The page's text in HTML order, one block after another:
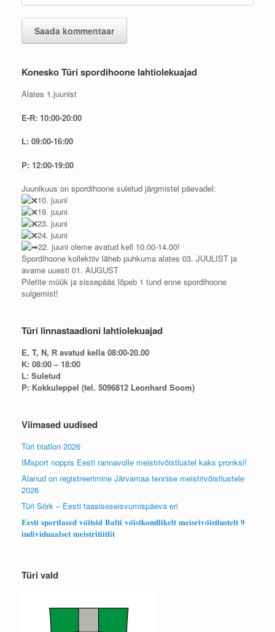
Konesko Türi spordihoone lahtiolekuajad
Alates 1.juunist
E-R: 10:00-20:00
L: 09:00-16:00
P: 12:00-19:00
Juunikuus on spordihoone suletud järgmistel päevadel:
10. juuni
19. juuni
23. juuni
24. juuni
22. juuni oleme avatud kell 10.00-14.00!
Spordihoone kollektiiv läheb puhkuma alates 03. JUULIST ja
avame uuesti 01. AUGUST
Piletite müük ja sissepääs lõpeb 1 tund enne spordihoone
sulgemist!
Türi linnastaadioni lahtiolekuajad
E, T, N, R avatud kella 08:00-20.00
K: 08:00 – 18:00
L: Suletud
P: Kokkuleppel (tel. 5096812 Leonhard Soom)
Viimased uudised
Türi triatlon 2026
IMsport noppis Eesti rannavolle meistrivõistlustel kaks pronksi!
Alanud on registreerimine Järvamaa tennise meistrivõistlustele
2026
Türi Sörk – Eesti taasiseseisvumispäeva eri
𝐄𝐞𝐬𝐭𝐢 𝐬𝐩𝐨𝐫𝐭𝐥𝐚𝐬𝐞𝐝 𝐯𝐨̃𝐢𝐭𝐬𝐢𝐝 𝐁𝐚𝐥𝐭𝐢 𝐯𝐨̃𝐢𝐬𝐭𝐤𝐨𝐧𝐝𝐥𝐢𝐤𝐞𝐥𝐭 𝐦𝐞𝐢𝐬𝐫𝐢𝐯𝐨̃𝐢𝐬𝐭𝐥𝐮𝐬𝐭𝐞𝐥𝐭 𝟗
𝐢𝐧𝐝𝐢𝐯𝐢𝐝𝐮𝐚𝐚𝐥𝐬𝐞𝐭 𝐦𝐞𝐢𝐬𝐭𝐫𝐢𝐭𝐢𝐢𝐭𝐥𝐢𝐭
Türi vald